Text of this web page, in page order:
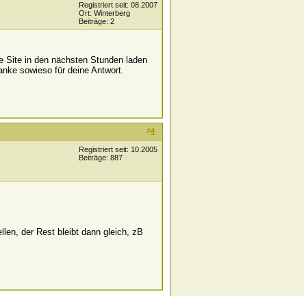
Registriert seit: 08.2007
Ort: Winterberg
Beiträge: 2
Site in den nächsten Stunden laden
sowieso für deine Antwort.
#4
Registriert seit: 10.2005
Beiträge: 887
der Rest bleibt dann gleich, zB